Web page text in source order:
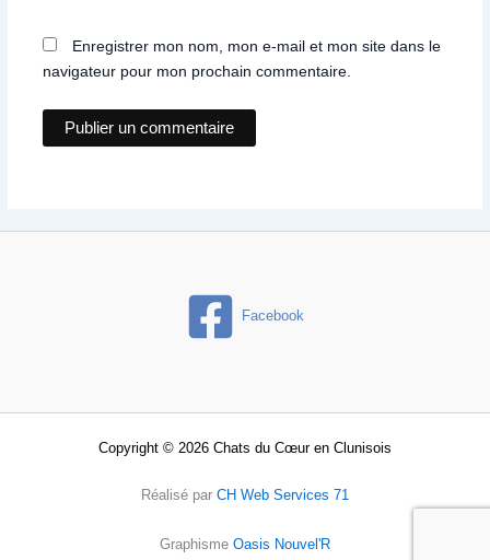
Enregistrer mon nom, mon e-mail et mon site dans le
navigateur pour mon prochain commentaire.
Facebook
Copyright © 2026 Chats du Cœur en Clunisois
Réalisé par CH Web Services 71
Graphisme Oasis Nouvel'R